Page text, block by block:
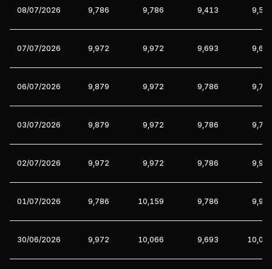
08/07/2026 9,786 9,786 9,413
07/07/2026 9,972 9,972 9,693
06/07/2026 9,879 9,972 9,786
03/07/2026 9,879 9,972 9,786
02/07/2026 9,972 9,972 9,786
01/07/2026 9,786 10,159 9,786
30/06/2026 9,972 10,066 9,693